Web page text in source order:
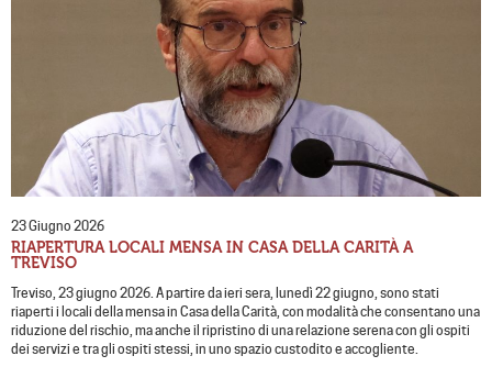
23 Giugno 2026
RIAPERTURA LOCALI MENSA IN CASA DELLA CARITÀ A
TREVISO
Treviso, 23 giugno 2026. A partire da ieri sera, lunedì 22 giugno, sono stati
riaperti i locali della mensa in Casa della Carità, con modalità che consentano una
riduzione del rischio, ma anche il ripristino di una relazione serena con gli ospiti
dei servizi e tra gli ospiti stessi, in uno spazio custodito e accogliente.